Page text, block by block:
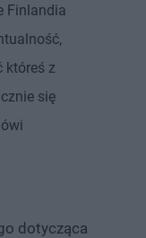
Finlandia
któreś z
się
dotycząca